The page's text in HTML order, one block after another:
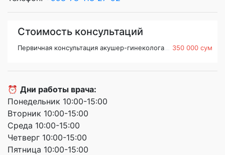
Стоимость консультаций
Первичная консультация акушер-гинеколога 350 000 сум
⏰ Дни работы врача:
Понедельник 10:00-15:00
Вторник 10:00-15:00
Среда 10:00-15:00
Четверг 10:00-15:00
Пятница 10:00-15:00